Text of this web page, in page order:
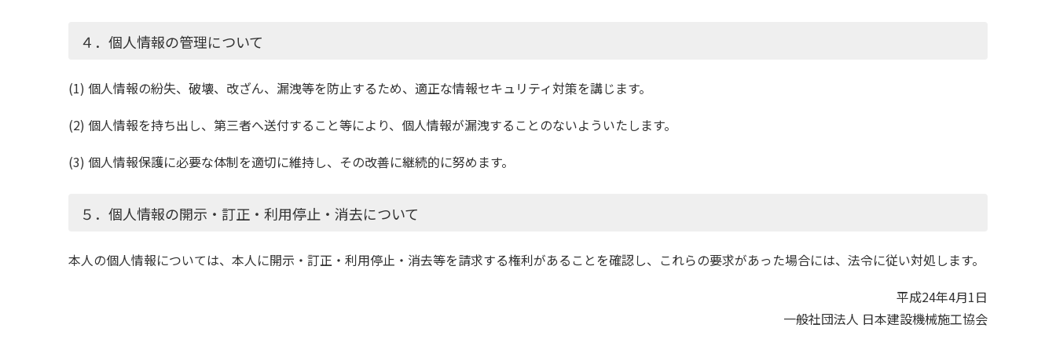
４．個人情報の管理について
(1) 個人情報の紛失、破壊、改ざん、漏洩等を防止するため、適正な情報セキュリティ対策を講じます。
(2) 個人情報を持ち出し、第三者へ送付すること等により、個人情報が漏洩することのないよういたします。
(3) 個人情報保護に必要な体制を適切に維持し、その改善に継続的に努めます。
５．個人情報の開示・訂正・利用停止・消去について
本人の個人情報については、本人に開示・訂正・利用停止・消去等を請求する権利があることを確認し、これらの要求があった場合には、法令に従い対処します。
平成24年4月1日
一般社団法人 日本建設機械施工協会